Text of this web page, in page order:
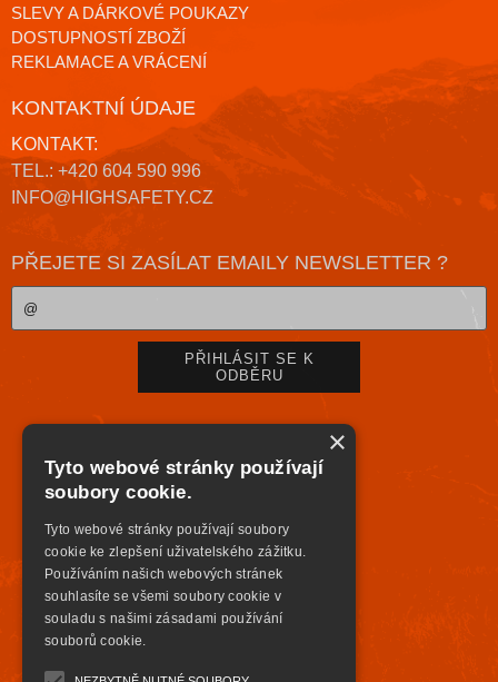
SLEVY A DÁRKOVÉ POUKAZY
DOSTUPNOSTÍ ZBOŽÍ
REKLAMACE A VRÁCENÍ
KONTAKTNÍ ÚDAJE
KONTAKT:
TEL.: +420 604 590 996
INFO@HIGHSAFETY.CZ
PŘEJETE SI ZASÍLAT EMAILY NEWSLETTER ?
×
Tyto webové stránky používají
soubory cookie.
Tyto webové stránky používají soubory
cookie ke zlepšení uživatelského zážitku.
Používáním našich webových stránek
souhlasíte se všemi soubory cookie v
souladu s našimi zásadami používání
souborů cookie.